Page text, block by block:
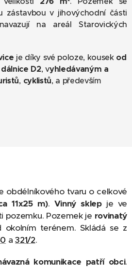
zástavbou v jihovýchodní části
na areál Starovických
je díky své poloze, kousek od
D2, vyhledávaným a
, cyklistů, a především
obdélníkového tvaru o celkové
11x25 m). Vinný sklepje ve
pozemku. Pozemek je rovinatý
okolním terénem. Skládá se z
a321/2.
komunikace patří obci.